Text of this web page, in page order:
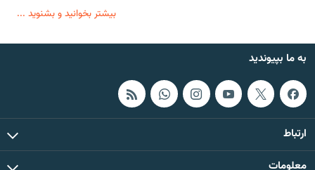
بیشتر بخوانید و بشنوید ...
به ما بپیوندید
ارتباط
معلومات